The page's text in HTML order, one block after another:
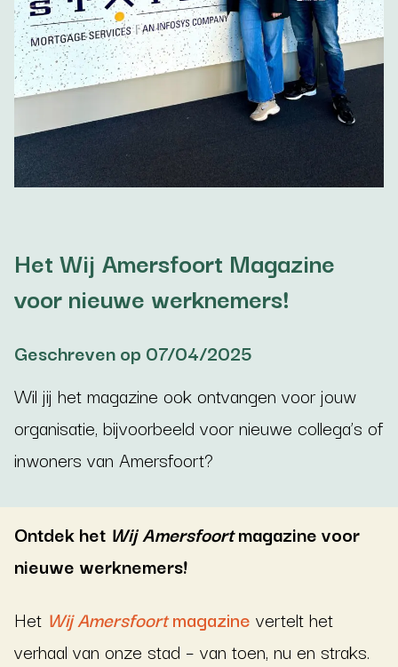
Het Wij Amersfoort Magazine
voor nieuwe werknemers!
Geschreven op 07/04/2025
Wil jij het magazine ook ontvangen voor jouw
organisatie, bijvoorbeeld voor nieuwe collega’s of
inwoners van Amersfoort?
Ontdek het Wij Amersfoortmagazine voor
nieuwe werknemers!
Het Wij Amersfoortmagazine vertelt het
verhaal van onze stad – van toen, nu en straks.